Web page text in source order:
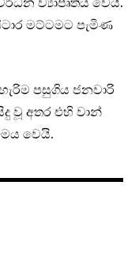
මට්ටමට පැමිණ
පසුගිය ජනවාරි
වූ අතර එහි වාන්
වෙයි.